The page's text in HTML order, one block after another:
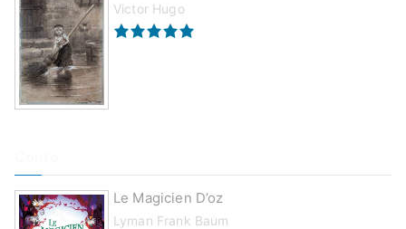
Victor Hugo
Le Magicien D’oz
Lyman Frank Baum